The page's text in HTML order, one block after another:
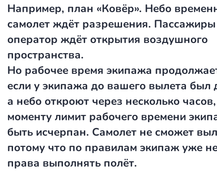
Например, план «Ковёр». Небо
самолет ждёт разрешения.
оператор ждёт открытия воздушного
пространства.
Но рабочее время экипажа
если у экипажа до вашего вылета был
а небо откроют через несколько
моменту лимит рабочего времени
быть исчерпан. Самолет не сможет
потому что по правилам экипаж уже
права выполнять полёт.